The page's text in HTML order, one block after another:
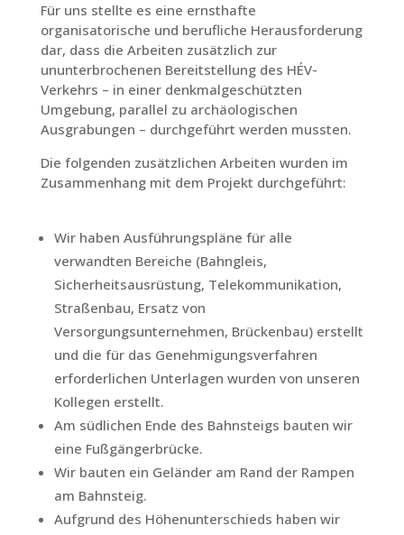
Für uns stellte es eine ernsthafte
organisatorische und berufliche Herausforderung
dar, dass die Arbeiten zusätzlich zur
ununterbrochenen Bereitstellung des HÉV-
Verkehrs – in einer denkmalgeschützten
Umgebung, parallel zu archäologischen
Ausgrabungen – durchgeführt werden mussten.
Die folgenden zusätzlichen Arbeiten wurden im
Zusammenhang mit dem Projekt durchgeführt:
Wir haben Ausführungspläne für alle
verwandten Bereiche (Bahngleis,
Sicherheitsausrüstung, Telekommunikation,
Straßenbau, Ersatz von
Versorgungsunternehmen, Brückenbau) erstellt
und die für das Genehmigungsverfahren
erforderlichen Unterlagen wurden von unseren
Kollegen erstellt.
Am südlichen Ende des Bahnsteigs bauten wir
eine Fußgängerbrücke.
Wir bauten ein Geländer am Rand der Rampen
am Bahnsteig.
Aufgrund des Höhenunterschieds haben wir